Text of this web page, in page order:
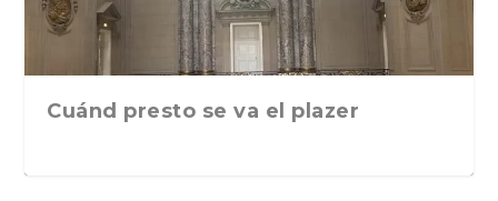
Cuánd presto se va el plazer